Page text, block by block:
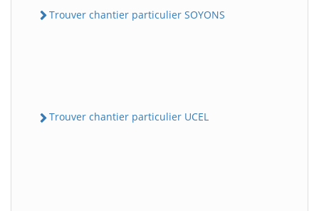
Trouver chantier particulier SOYONS
Trouver chantier particulier UCEL